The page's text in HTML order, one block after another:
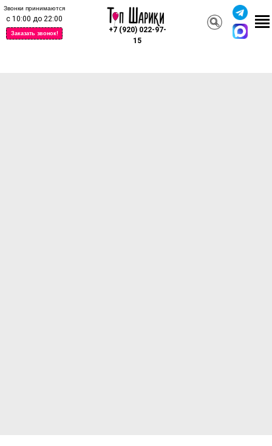
+7 (920) 022-97-
15
Заказать звонок!
Звонки принимаются
с 10:00 до 22:00